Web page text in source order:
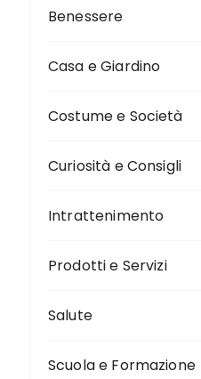
Benessere
Casa e Giardino
Costume e Società
Curiosità e Consigli
Intrattenimento
Prodotti e Servizi
Salute
Scuola e Formazione